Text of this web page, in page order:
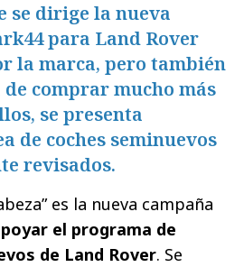
se dirige la nueva
para Land Rover
la marca, pero también
comprar mucho más
se presenta
de coches seminuevos
revisados.
es la nueva campaña
el programa de
de Land Rover. Se